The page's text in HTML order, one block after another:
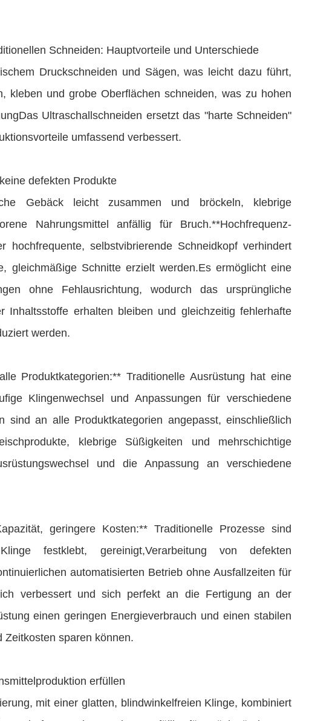
Schneiden: Hauptvorteile und Unterschiede
Druckschneiden und Sägen, was leicht dazu führt,
kleben und grobe Oberflächen schneiden, was zu hohen
Ultraschallschneiden ersetzt das "harte Schneiden"
umfassend verbessert.
defekten Produkte
Gebäck leicht zusammen und bröckeln, klebrige
Nahrungsmittel anfällig für Bruch.**Hochfrequenz-
hochfrequente, selbstvibrierende Schneidkopf verhindert
gleichmäßige Schnitte erzielt werden.Es ermöglicht eine
ohne Fehlausrichtung, wodurch das ursprüngliche
Inhaltsstoffe erhalten bleiben und gleichzeitig fehlerhafte
werden.
Produktkategorien:** Traditionelle Ausrüstung hat eine
Klingenwechsel und Anpassungen für verschiedene
sind an alle Produktkategorien angepasst, einschließlich
klebrige Süßigkeiten und mehrschichtige
und die Anpassung an verschiedene
geringere Kosten:** Traditionelle Prozesse sind
festklebt, gereinigt,Verarbeitung von defekten
automatisierten Betrieb ohne Ausfallzeiten für
verbessert und sich perfekt an die Fertigung an der
einen geringen Energieverbrauch und einen stabilen
Zeitkosten sparen können.
erfüllen
mit einer glatten, blindwinkelfreien Klinge, kombiniert